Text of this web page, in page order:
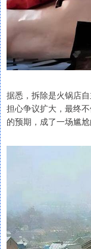
据悉，拆除是火锅店
担心争议扩大，最终
的预期，成了一场尴尬